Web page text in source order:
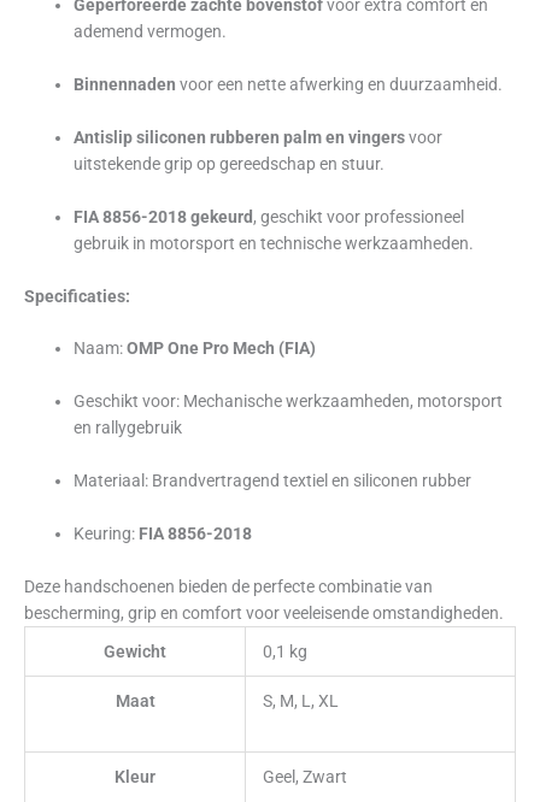
Geperforeerde zachte bovenstofvoor extra comfort en
ademend vermogen.
Binnennaden voor een nette afwerking en duurzaamheid.
Antislip siliconen rubberen palm en vingersvoor
uitstekende grip op gereedschap en stuur.
FIA 8856-2018 gekeurd , geschikt voor professioneel
gebruik in motorsport en technische werkzaamheden.
Specificaties:
Naam:OMP One Pro Mech (FIA)
Geschikt voor: Mechanische werkzaamheden, motorsport
en rallygebruik
Materiaal: Brandvertragend textiel en siliconen rubber
Keuring: FIA 8856-2018
Deze handschoenen bieden de perfecte combinatie van
bescherming, grip en comfort voor veeleisende omstandigheden.
Gewicht
0,1 kg
Maat S, M, L, XL
Kleur Geel, Zwart